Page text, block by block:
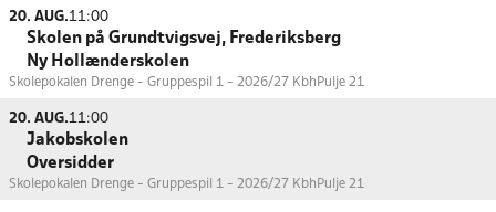
20. AUG.11:00
Skolen på Grundtvigsvej, Frederiksberg
Ny Hollænderskolen
Skolepokalen Drenge - Gruppespil 1 - 2026/27 Kbh Pulje 21
20. AUG.11:00
Jakobskolen
Oversidder
Skolepokalen Drenge - Gruppespil 1 - 2026/27 Kbh Pulje 21